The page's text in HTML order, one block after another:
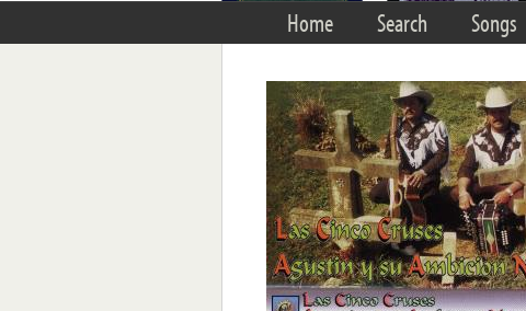
Home Search Songs